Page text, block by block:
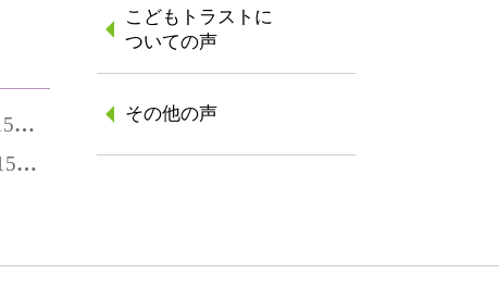
こどもトラストに
ついての声
その他の声